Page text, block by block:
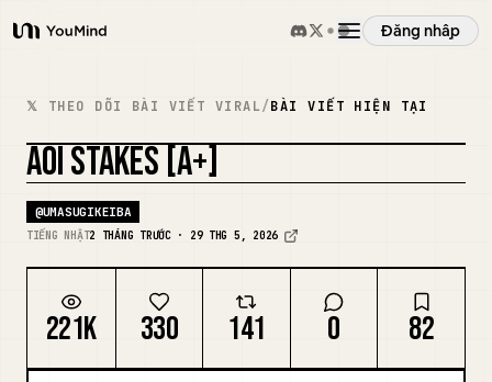
YouMind
Đăng nhập
Tổng quan
Các trường hợp sử dụng
Kỹ năng
Lời nhắc
𝕏 THEO DÕI BÀI VIẾT VIRAL/BÀI VIẾT HIỆN TẠI
AOI STAKES [A+]
@UMASUGIKEIBA
TIẾNG NHẬT2 THÁNG TRƯỚC · 29 THG 5, 2026
221K 330 141 0 82